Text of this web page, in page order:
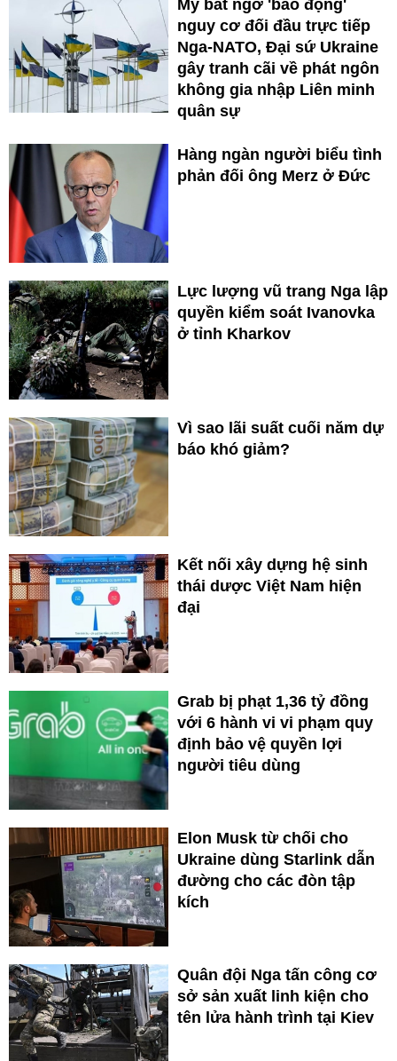
Mỹ bất ngờ 'báo động'
nguy cơ đối đầu trực tiếp
Nga-NATO, Đại sứ Ukraine
gây tranh cãi về phát ngôn
không gia nhập Liên minh
quân sự
Hàng ngàn người biểu tình
phản đối ông Merz ở Đức
Lực lượng vũ trang Nga lập
quyền kiểm soát Ivanovka
ở tỉnh Kharkov
Vì sao lãi suất cuối năm dự
báo khó giảm?
Kết nối xây dựng hệ sinh
thái dược Việt Nam hiện
đại
Grab bị phạt 1,36 tỷ đồng
với 6 hành vi vi phạm quy
định bảo vệ quyền lợi
người tiêu dùng
Elon Musk từ chối cho
Ukraine dùng Starlink dẫn
đường cho các đòn tập
kích
Quân đội Nga tấn công cơ
sở sản xuất linh kiện cho
tên lửa hành trình tại Kiev